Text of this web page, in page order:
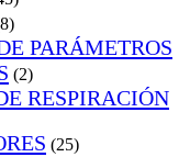
PARÁMETROS
(2)
RESPIRACIÓN
(25)